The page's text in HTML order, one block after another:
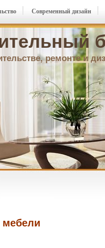
ремонте и
Современный дизайн